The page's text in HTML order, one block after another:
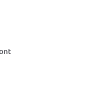
& Ciocan demolator
Makita
electrica
Heinner